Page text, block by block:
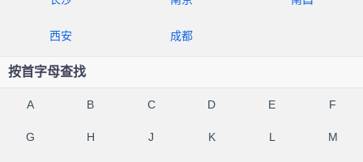
西安 成都
按首字母查找
A B C D E F
G H J K L M